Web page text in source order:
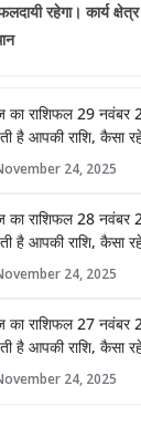
रहेगा। कार्य
राशिफल 29 नवंबर
है आपकी राशि, कैसा
24, 2025
राशिफल 28 नवंबर
है आपकी राशि, कैसा
24, 2025
राशिफल 27 नवंबर
है आपकी राशि, कैसा
24, 2025